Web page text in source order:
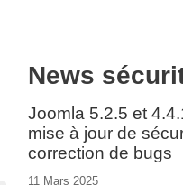
News
Joomla 5.2.5 et
mise à jour de
correction de bugs
11 Mars 2025